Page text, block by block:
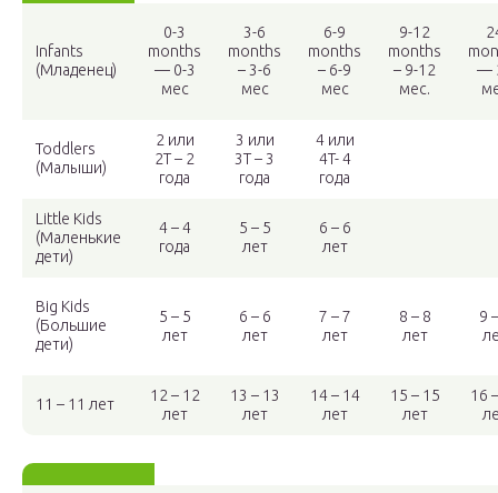
Infants
(Младенец)
0-3
months
— 0-3
мес
3-6
months
– 3-6
мес
6-9
months
– 6-9
мес
9-12
months
– 9-12
мес.
—
Toddlers
(Малыши)
2 или
2T – 2
года
3 или
3T – 3
года
4 или
4T- 4
года
Little Kids
(Маленькие
дети)
4 – 4
года
5 – 5
лет
6 – 6
лет
Big Kids
(Большие
дети)
5 – 5
лет
6 – 6
лет
7 – 7
лет
8 – 8
лет
9
11 – 11 лет
12 – 12
лет
13 – 13
лет
14 – 14
лет
15 – 15
лет
16